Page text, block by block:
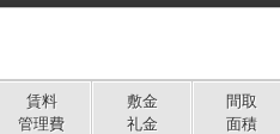
賃料
管理費
敷金
礼金
間取
面積